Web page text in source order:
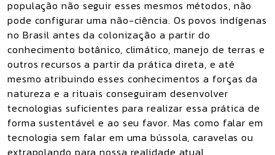
população não seguir esses mesmos métodos, não
pode configurar uma não-ciência. Os povos indígenas
no Brasil antes da colonização a partir do
conhecimento botânico, climático, manejo de terras e
outros recursos a partir da prática direta, e até
mesmo atribuindo esses conhecimentos a forças da
natureza e a rituais conseguiram desenvolver
tecnologias suficientes para realizar essa prática de
forma sustentável e ao seu favor. Mas como falar em
tecnologia sem falar em uma bússola, caravelas ou
extrapolando para nossa realidade atual,